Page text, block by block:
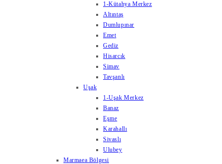
1-Kütahya Merkez
Altıntaş
Dumlupınar
Emet
Gediz
Hisarcık
Simav
Tavşanlı
Uşak
1-Uşak Merkez
Banaz
Eşme
Karahallı
Sivaslı
Ulubey
Marmaea Bölgesi